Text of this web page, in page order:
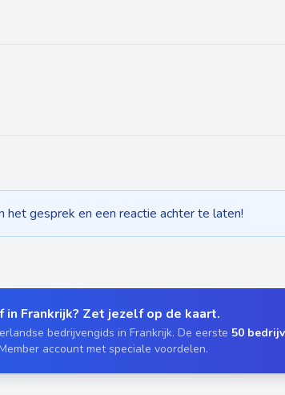
het gesprek en een reactie achter te laten!
in Frankrijk? Zet jezelf op de kaart.
bedrijvengids in Frankrijk. De eerste 50
account met speciale voordelen.